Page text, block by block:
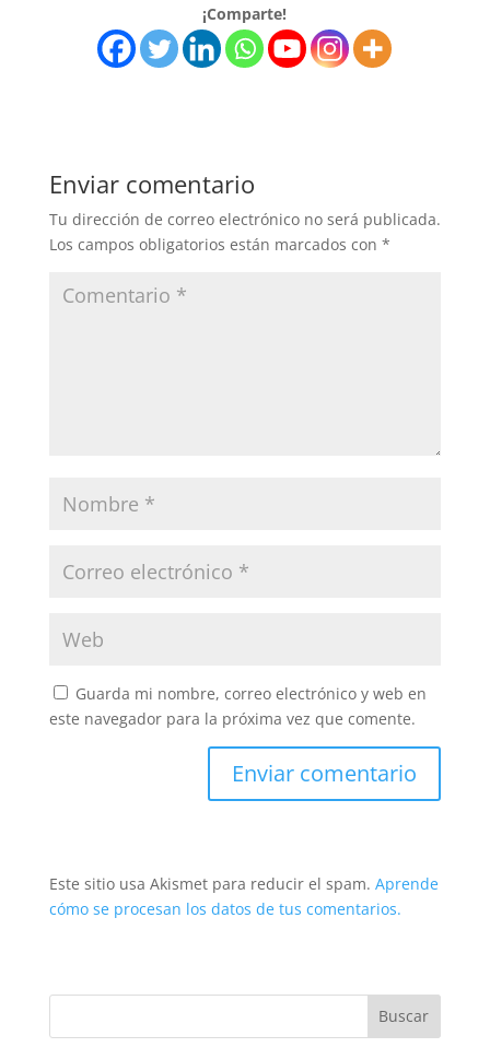
¡Comparte!
Enviar comentario
Tu dirección de correo electrónico no será publicada.
Los campos obligatorios están marcados con *
Guarda mi nombre, correo electrónico y web en
este navegador para la próxima vez que comente.
Este sitio usa Akismet para reducir el spam. Aprende
cómo se procesan los datos de tus comentarios.
Buscar